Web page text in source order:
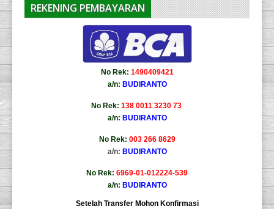
REKENING PEMBAYARAN
No Rek: 1490409421
a/n: BUDIRANTO
No Rek: 138 0011 3230 73
a/n: BUDIRANTO
No Rek: 003 266 8629
a/n: BUDIRANTO
No Rek: 6969-01-012224-539
a/n: BUDIRANTO
Setelah Transfer Mohon Konfirmasi